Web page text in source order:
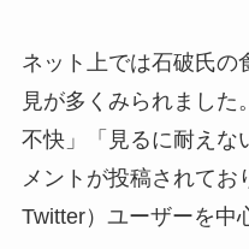
ネット上では石破氏の
見が多くみられました
不快」「見るに耐えな
メントが投稿されてお
Twitter）ユーザーを中